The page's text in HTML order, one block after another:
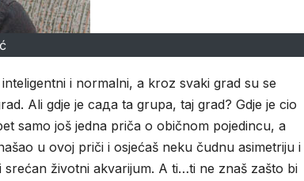
i normalni, a kroz svaki grad su se
Ali gdje je сада ta grupa, taj grad? Gdje je cio
samo još jedna priča o običnom pojedincu, a
u ovoj priči i osjećaš neku čudnu asimetriju i
životni akvarijum. A ti…ti ne znaš zašto bi